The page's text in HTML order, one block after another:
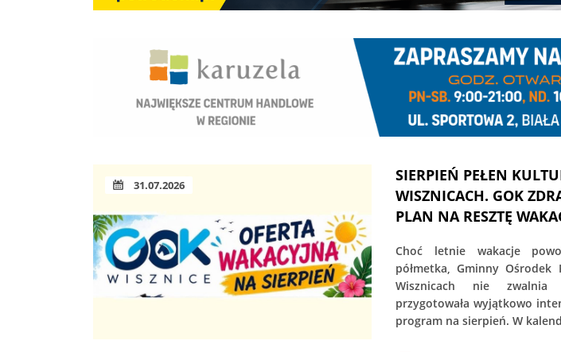
31.07.2026
SIERPIEŃ PEŁEN
WISZNICACH. GOK
PLAN NA RESZTĘ
Choć letnie wakacje
półmetka, Gminny
Wisznicach nie zwalnia
przygotowała wyjątkowo
program na sierpień. W